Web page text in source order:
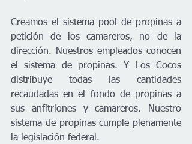
Creamos el sistema pool de propinas a
petición de los camareros, no de la
dirección. Nuestros empleados conocen
el sistema de propinas. Y Los Cocos
distribuye todas las cantidades
recaudadas en el fondo de propinas a
sus anfitriones y camareros. Nuestro
sistema de propinas cumple plenamente
la legislación federal.